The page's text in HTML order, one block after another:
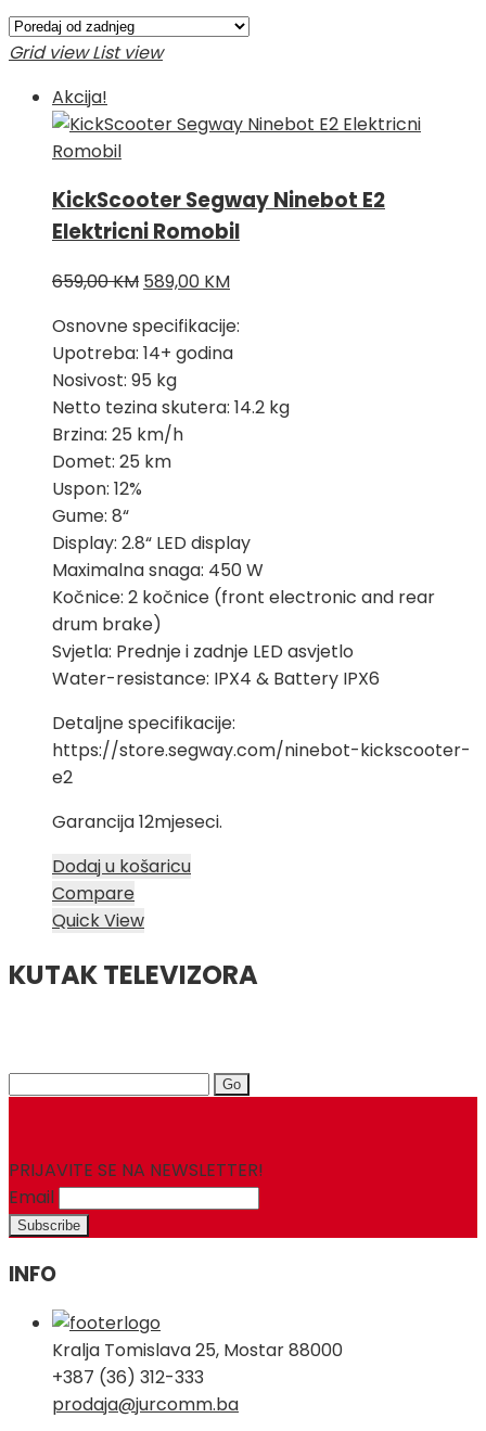
Grid view List view
Akcija!
KickScooter Segway Ninebot E2
Elektricni Romobil
659,00KM Izvorna
bila
je:
659,00 KM.
589,00 KMTrenutna
je:
589,00 KM.
Osnovne specifikacije:
Upotreba: 14+ godina
Nosivost: 95 kg
Netto tezina skutera: 14.2 kg
Brzina: 25 km/h
Domet: 25 km
Uspon: 12%
Gume: 8“
Display: 2.8“ LED display
Maximalna snaga: 450 W
Kočnice: 2 kočnice (front electronic and rear
drum brake)
Svjetla: Prednje i zadnje LED asvjetlo
Water-resistance: IPX4 & Battery IPX6
Detaljne specifikacije:
https://store.segway.com/ninebot-kickscooter-
e2
Garancija 12mjeseci.
Dodaj u košaricu
Compare
Quick View
KUTAK TELEVIZORA
Search
PRIJAVITE SE NA NEWSLETTER!
Email
INFO
Kralja Tomislava 25, Mostar 88000
+387 (36) 312-333
prodaja@jurcomm.ba